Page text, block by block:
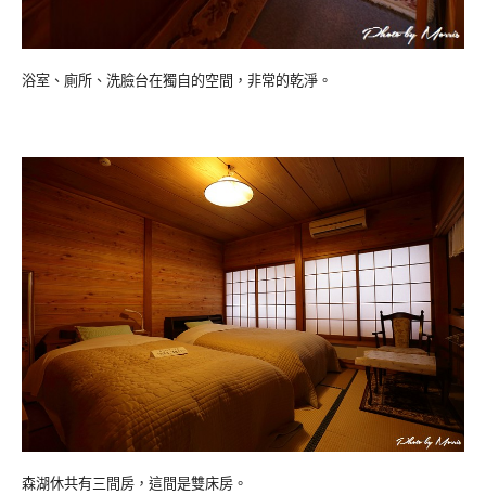
浴室、廁所、洗臉台在獨自的空間，非常的乾淨。
森湖休共有三間房，這間是雙床房。